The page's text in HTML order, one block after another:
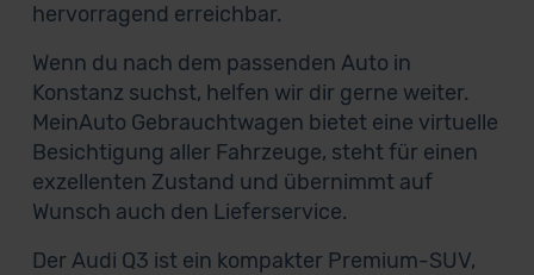
hervorragend erreichbar.
Wenn du nach dem passenden Auto in
Konstanz suchst, helfen wir dir gerne weiter.
MeinAuto Gebrauchtwagen bietet eine virtuelle
Besichtigung aller Fahrzeuge, steht für einen
exzellenten Zustand und übernimmt auf
Wunsch auch den Lieferservice.
Der Audi Q3 ist ein kompakter Premium-SUV,